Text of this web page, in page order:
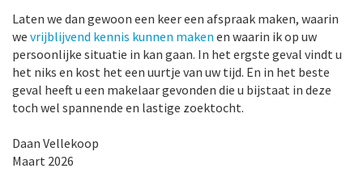
Laten we dan gewoon een keer een afspraak maken, waarin
we vrijblijvend kennis kunnen maken en waarin ik op uw
persoonlijke situatie in kan gaan. In het ergste geval vindt u
het niks en kost het een uurtje van uw tijd. En in het beste
geval heeft u een makelaar gevonden die u bijstaat in deze
toch wel spannende en lastige zoektocht.
Daan Vellekoop
Maart 2026